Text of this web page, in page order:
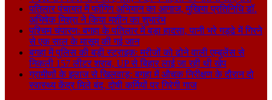
पतिलार पंचायत में फॉगिंग अभियान का आगाज, मुखिया प्रतिनिधि डॉ.
अभिषेक मिश्रा ने किया मशीन का शुभारंभ
पश्चिम चंपारण: बगहा के पतिलार में बड़ा हादसा, पानी भरे गड्ढे में गिरने
से एक साल के मासूम की गई जान
बगहा में पुलिस की बड़ी स्ट्राइक: मरीजों को ढोने वाली एम्बुलेंस से
निकली 157 लीटर शराब, UP से बिहार लाई जा रही थी खेप
ग्रामीणों के इलाज से खिलवाड़: बगहा में औचक निरीक्षण के दौरान दो
स्वास्थ्य केंद्र मिले बंद, दोषी कर्मियों पर गिरेगी गाज